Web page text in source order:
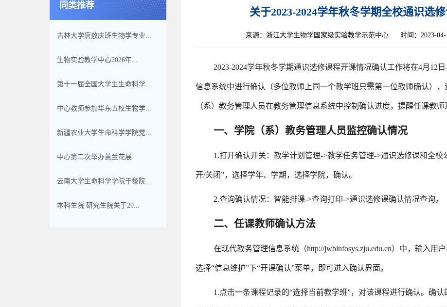
同类推荐
吉林大学唐敖庆班生物学专业...
生物实验教学中心2026年...
第十一届全国大学生生命科学...
中心教师参加华东五校生物学...
新疆农业大学生命科学学院党...
中心第二次举办蕙兰花展
云南大学生命科学学院于黎院...
本科生院 研究生院关于20...
关于2023-2024学年秋冬学期全校通识选
来源：浙江大学生物学国家级实验教学示范中心 时间：2023-
2023-2024学年秋冬学期通识选修课程开课情况确认工作将在4月12
信息系统中进行确认（多位教师上同一个教学班只需第一位教师确认）
（系）教务管理人员在教务管理信息系统中控制确认进度，提醒任课教师
一、学院（系）教务管理人员监控确认情况
1.打开确认开关：教学计划管理->教学任务管理->通识选修课和全
开/关闭”，选择学年、学期，选择学院，确认。
2.查询确认情况：智能排课->查询打印->通识选修课确认情况查询。
二、任课教师确认方法
在现代教务管理信息系统（http://jwbinfosys.zju.edu.cn）中，输入用
选择“信息维护”下“开课确认”菜单，即可进入确认界面。
1.点击一条课程记录的“选择当前教学班”，对该课程进行确认。确